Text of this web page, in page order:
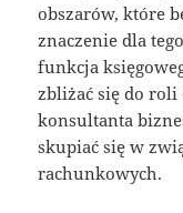
obszarów, które
znaczenie dla
funkcja
zbliżać się do roli
konsultanta
skupiać się w
rachunkowych.